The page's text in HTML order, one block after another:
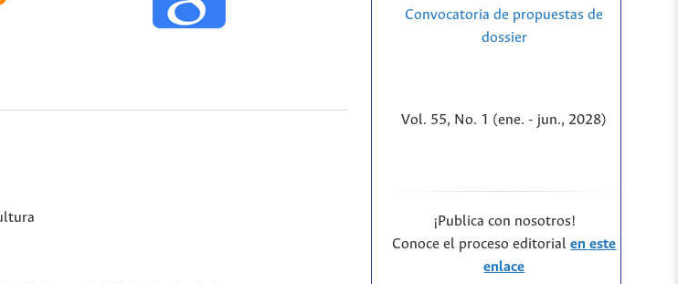
Convocatoria de propuestas de
dossier
Vol. 55, No. 1 (ene. - jun., 2028)
¡Publica con nosotros!
Conoce el proceso editorialen este
enlace